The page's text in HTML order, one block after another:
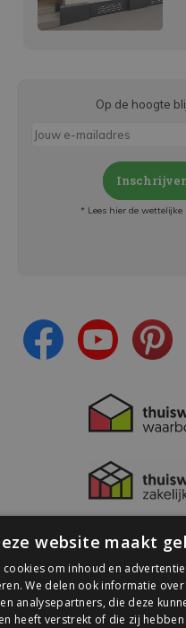
Op de hoogte
* Lees hier de wettelijke
© 2026
website maakt
cookies om inhoud en
We delen ook informatie
analysepartners, die deze
heeft verstrekt of die zij